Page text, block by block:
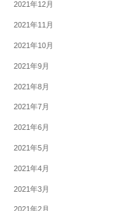
2021年12月
2021年11月
2021年10月
2021年9月
2021年8月
2021年7月
2021年6月
2021年5月
2021年4月
2021年3月
2021年2月